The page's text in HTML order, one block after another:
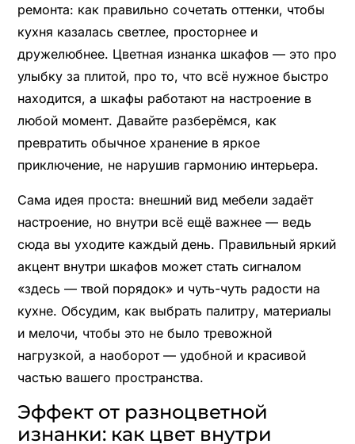
ремонта: как правильно сочетать оттенки, чтобы
кухня казалась светлее, просторнее и
дружелюбнее. Цветная изнанка шкафов — это про
улыбку за плитой, про то, что всё нужное быстро
находится, а шкафы работают на настроение в
любой момент. Давайте разберёмся, как
превратить обычное хранение в яркое
приключение, не нарушив гармонию интерьера.
Сама идея проста: внешний вид мебели задаёт
настроение, но внутри всё ещё важнее — ведь
сюда вы уходите каждый день. Правильный яркий
акцент внутри шкафов может стать сигналом
«здесь — твой порядок» и чуть-чуть радости на
кухне. Обсудим, как выбрать палитру, материалы
и мелочи, чтобы это не было тревожной
нагрузкой, а наоборот — удобной и красивой
частью вашего пространства.
Эффект от разноцветной
изнанки: как цвет внутри